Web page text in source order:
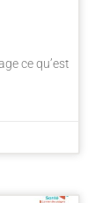
ce qu’est